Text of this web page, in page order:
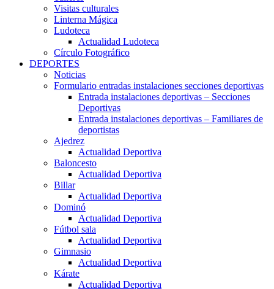
Visitas culturales
Linterna Mágica
Ludoteca
Actualidad Ludoteca
Círculo Fotográfico
DEPORTES
Noticias
Formulario entradas instalaciones secciones deportivas
Entrada instalaciones deportivas – Secciones
Deportivas
Entrada instalaciones deportivas – Familiares de
deportistas
Ajedrez
Actualidad Deportiva
Baloncesto
Actualidad Deportiva
Billar
Actualidad Deportiva
Dominó
Actualidad Deportiva
Fútbol sala
Actualidad Deportiva
Gimnasio
Actualidad Deportiva
Kárate
Actualidad Deportiva